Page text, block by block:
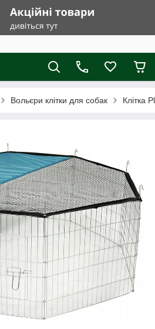
Вольєри клітки для собак Клітка